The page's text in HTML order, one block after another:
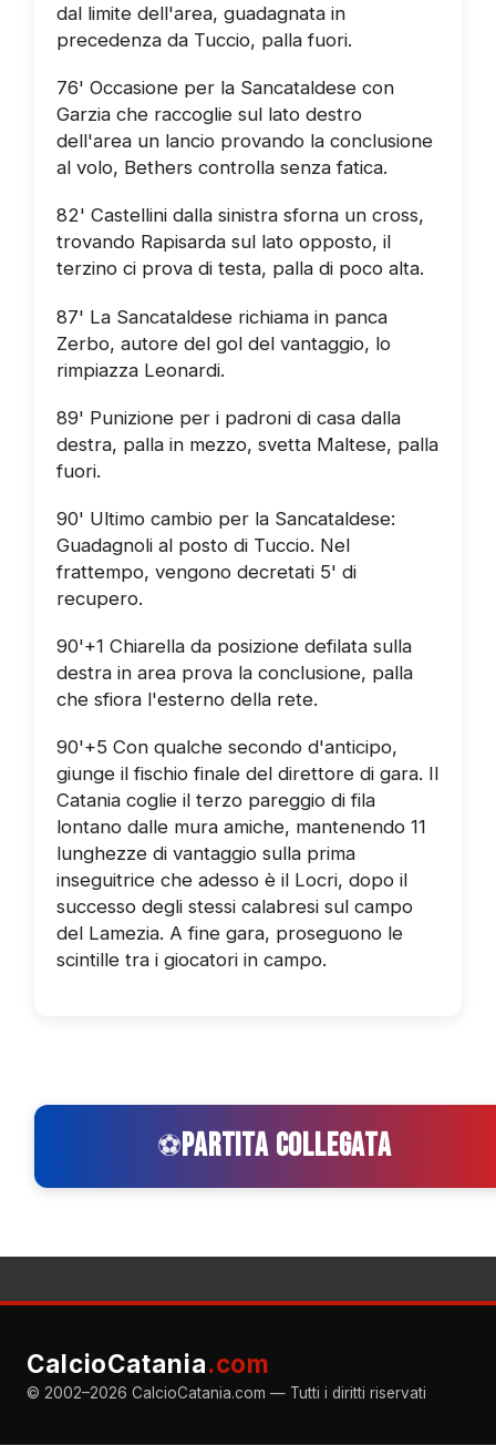
dal limite dell'area, guadagnata in
precedenza da Tuccio, palla fuori.
76' Occasione per la Sancataldese con
Garzia che raccoglie sul lato destro
dell'area un lancio provando la conclusione
al volo, Bethers controlla senza fatica.
82' Castellini dalla sinistra sforna un cross,
trovando Rapisarda sul lato opposto, il
terzino ci prova di testa, palla di poco alta.
87' La Sancataldese richiama in panca
Zerbo, autore del gol del vantaggio, lo
rimpiazza Leonardi.
89' Punizione per i padroni di casa dalla
destra, palla in mezzo, svetta Maltese, palla
fuori.
90' Ultimo cambio per la Sancataldese:
Guadagnoli al posto di Tuccio. Nel
frattempo, vengono decretati 5' di
recupero.
90'+1 Chiarella da posizione defilata sulla
destra in area prova la conclusione, palla
che sfiora l'esterno della rete.
90'+5 Con qualche secondo d'anticipo,
giunge il fischio finale del direttore di gara. Il
Catania coglie il terzo pareggio di fila
lontano dalle mura amiche, mantenendo 11
lunghezze di vantaggio sulla prima
inseguitrice che adesso è il Locri, dopo il
successo degli stessi calabresi sul campo
del Lamezia. A fine gara, proseguono le
scintille tra i giocatori in campo.
⚽PARTITA COLLEGATA
CalcioCatania.com
© 2002–2026 CalcioCatania.com — Tutti i diritti riservati